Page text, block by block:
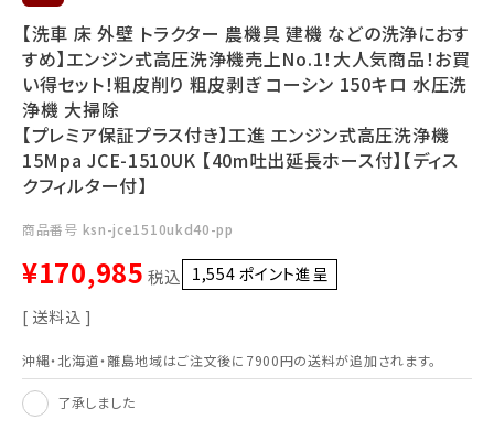
【洗車 床 外壁 トラクター 農機具 建機 などの洗浄におす
すめ】エンジン式高圧洗浄機売上No.1！大人気商品！お買
い得セット！粗皮削り 粗皮剥ぎ コーシン 150キロ 水圧洗
浄機 大掃除
【プレミア保証プラス付き】工進 エンジン式高圧洗浄機
15Mpa JCE-1510UK 【40m吐出延長ホース付】【ディス
クフィルター付】
商品番号 ksn-jce1510ukd40-pp
¥170,985 税込 1,554 ポイント進呈 ]
送料込
沖縄・北海道・離島地域はご注文後に7900円の送料が追加されます。
了承しました